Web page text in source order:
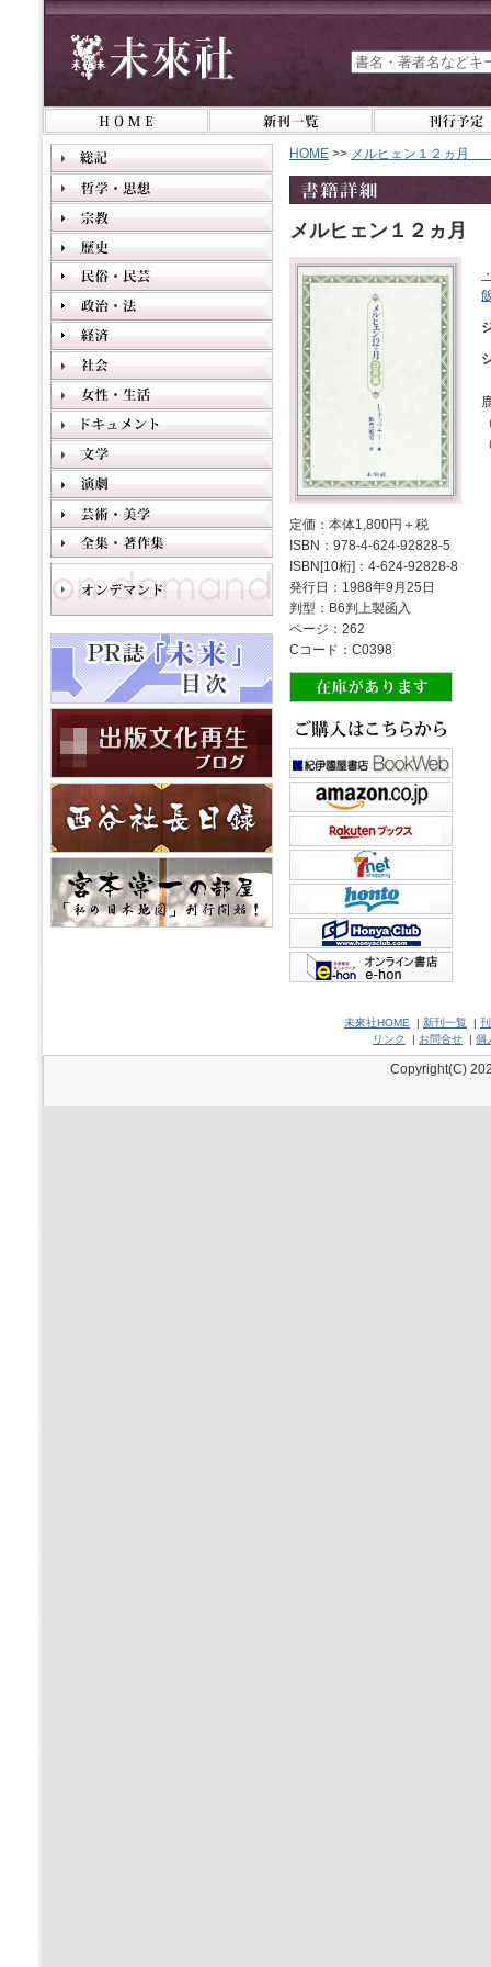
HOME >> メルヒェン１２ヵ月
メルヒェン１２ヵ月
定価：本体1,800円＋税
ISBN：978-4-624-92828-5
ISBN[10桁]：4-624-92828-8
発行日：1988年9月25日
判型：B6判上製函入
ページ：262
Cコード：C0398
未來社HOME | 新刊一覧 |
リンク
| お問合せ | 個
Copyright(C)